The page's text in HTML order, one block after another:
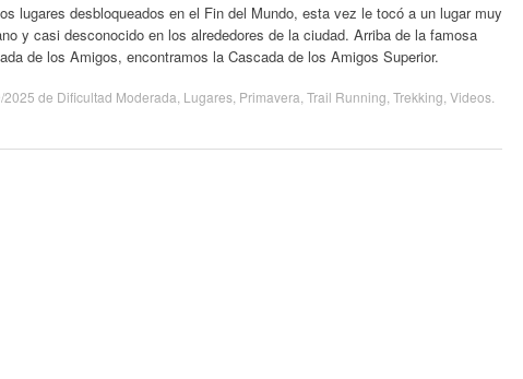
lugares desbloqueados en el Fin del Mundo, esta vez le tocó a un lugar muy
y casi desconocido en los alrededores de la ciudad. Arriba de la famosa
de los Amigos, encontramos la Cascada de los Amigos Superior.
2025 de Dificultad Moderada Lugares Primavera Trail Running Trekking Videos